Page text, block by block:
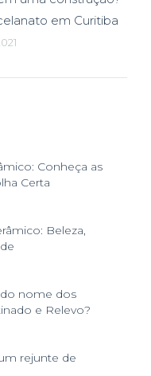
em Curitiba
Conheça as
Certa
Beleza,
nome dos
e Relevo?
rejunte de